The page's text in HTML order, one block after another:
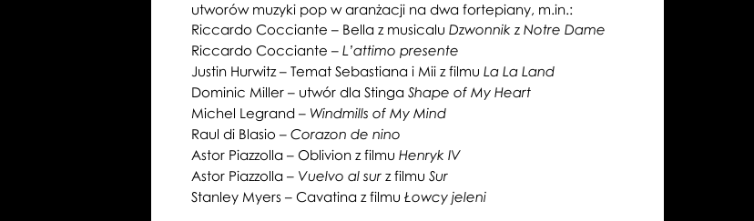
utworów muzyki pop w aranżacji na dwa fortepiany, m.in.:
Riccardo Cocciante – Bella z musicalu Dzwonnik z Notre Dame
Riccardo Cocciante – L’attimo presente
Justin Hurwitz – Temat Sebastiana i Mii z filmu La La Land
Dominic Miller – utwór dla Stinga Shape of My Heart
Michel Legrand – Windmills of My Mind
Raul di Blasio – Corazon de nino
Astor Piazzolla – Oblivion z filmu Henryk IV
Astor Piazzolla – Vuelvo al sur z filmu Sur
Stanley Myers – Cavatina z filmu Łowcy jeleni